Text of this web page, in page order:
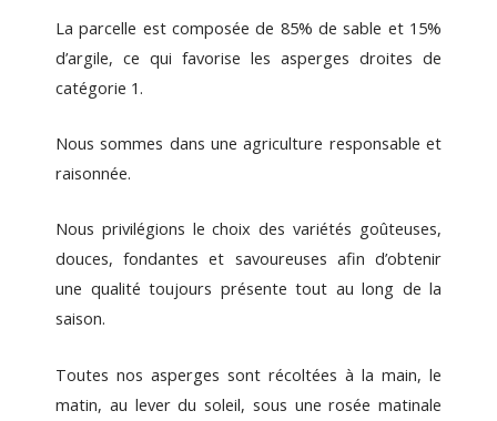
La parcelle est composée de 85% de sable et 15%
d’argile, ce qui favorise les asperges droites de
catégorie 1.
Nous sommes dans une agriculture responsable et
raisonnée.
Nous privilégions le choix des variétés goûteuses,
douces, fondantes et savoureuses afin d’obtenir
une qualité toujours présente tout au long de la
saison.
Toutes nos asperges sont récoltées à la main, le
matin, au lever du soleil, sous une rosée matinale